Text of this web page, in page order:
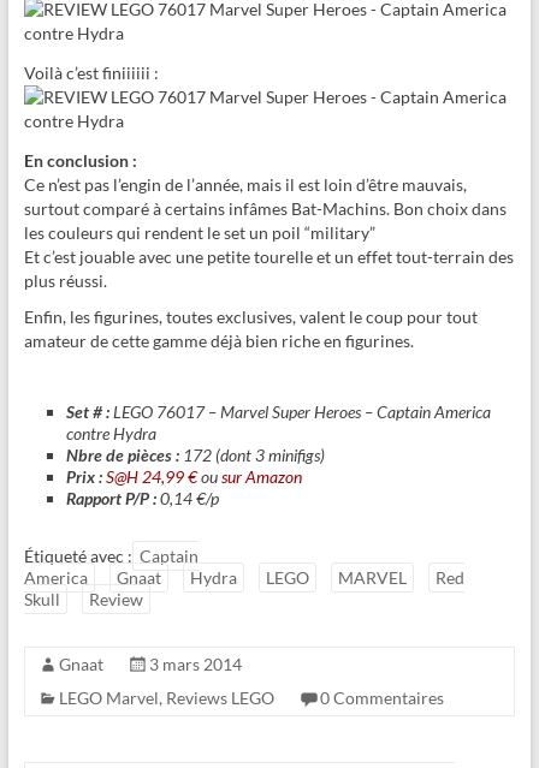
Voilà c’est finiiiiii :
En conclusion :
Ce n’est pas l’engin de l’année, mais il est loin d’être mauvais,
surtout comparé à certains infâmes Bat-Machins. Bon choix dans
les couleurs qui rendent le set un poil “military”
Et c’est jouable avec une petite tourelle et un effet tout-terrain des
plus réussi.
Enfin, les figurines, toutes exclusives, valent le coup pour tout
amateur de cette gamme déjà bien riche en figurines.
Set # :LEGO 76017 – Marvel Super Heroes – Captain America
contre Hydra
Nbre de pièces : 172 (dont 3 minifigs)
Prix :S@H 24,99 €ousur Amazon
Rapport P/P :0,14 €/p
Étiqueté avec : Captain
America
Gnaat Hydra LEGO MARVEL
Red
Skull
Review
Gnaat
3 mars 2014
LEGO Marvel, Reviews LEGO 0 Commentaires